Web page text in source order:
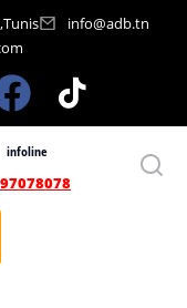
info@adb.tn
infoline